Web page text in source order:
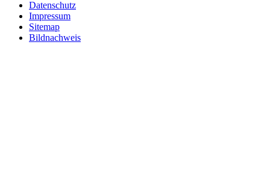
Datenschutz
Impressum
Sitemap
Bildnachweis